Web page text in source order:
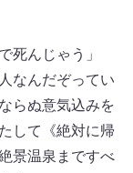
死んじゃう」
なんだぞってい
らぬ意気込みを
して《絶対に帰
景温泉まですべ